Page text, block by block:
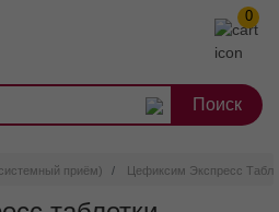
0
приём) Цефиксим Экспресс